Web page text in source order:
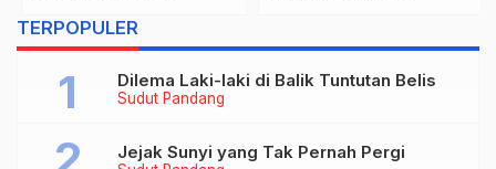
TERPOPULER
Sudut Pandang
Dilema Laki-laki di Balik Tuntutan Belis
Jejak Sunyi yang Tak Pernah Pergi